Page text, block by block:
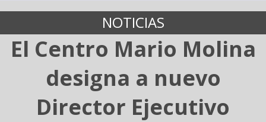
NOTICIAS
El Centro Mario Molina
designa a nuevo
Director Ejecutivo